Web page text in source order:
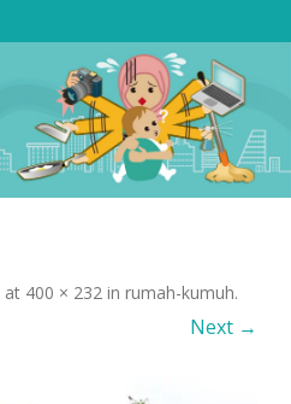
at 400 × 232 in rumah-kumuh.
Next →